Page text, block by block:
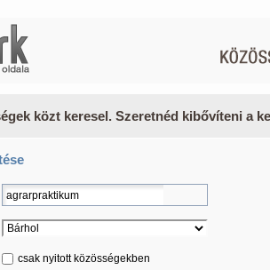
közt keresel. Szeretnéd kibővíteni a
csak nyitott közösségekben